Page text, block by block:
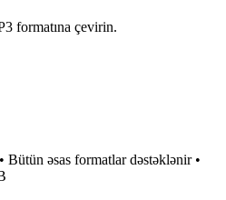
formatına çevirin.
əsas formatlar dəstəklənir •